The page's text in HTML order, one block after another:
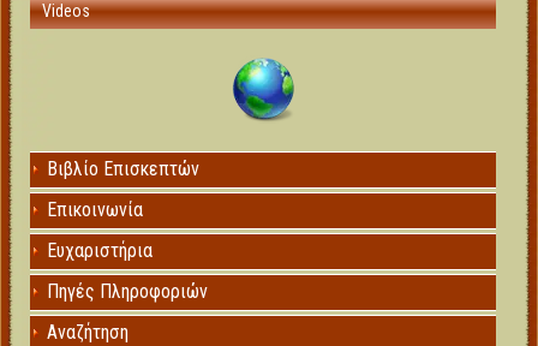
Videos
Βιβλίο Επισκεπτών
Επικοινωνία
Ευχαριστήρια
Πηγές Πληροφοριών
Αναζήτηση